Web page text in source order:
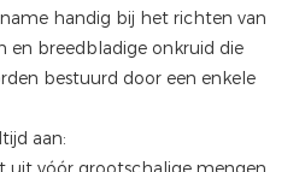
handig bij het richten van
en breedbladige onkruid die
bestuurd door een enkele
aan: